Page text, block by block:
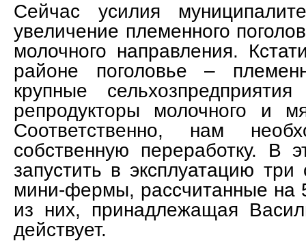
Сейчас усилия
увеличение племенного
молочного направления.
районе поголовье –
крупные
репродукторы молочного и
Соответственно, нам
собственную переработку. В
запустить в эксплуатацию
мини-фермы, рассчитанные на
из них, принадлежащая
действует.